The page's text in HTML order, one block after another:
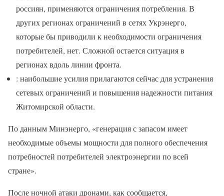
россиян, применяются ограничения потребления. В
других регионах ограничений в сетях Укрэнерго,
которые бы приводили к необходимости ограничения
потребителей, нет. Сложной остается ситуация в
регионах вдоль линии фронта.
: наибольшие усилия прилагаются сейчас для устранения
сетевых ограничений и повышения надежности питания
Житомирской области.
По данным Минэнерго, «генерация с запасом имеет
необходимые объемы мощности для полного обеспечения
потребностей потребителей электроэнергии по всей
стране».
После ночной атаки дронами, как сообщается,